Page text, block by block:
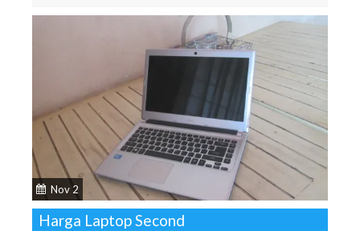
Nov 2
Harga Laptop Second